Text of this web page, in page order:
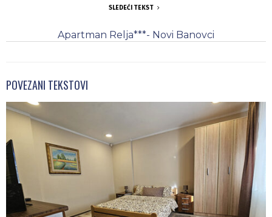
SLEDEĆI TEKST
Apartman Relja***- Novi Banovci
POVEZANI TEKSTOVI